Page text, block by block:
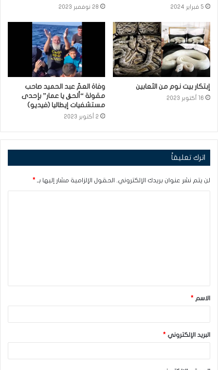
5 فبراير 2024 28 نوفمبر 2023
إبتكار بيت نوم من الثعابين
16 أكتوبر 2023
وفاة العمّ عبد الحميد صاحب
مقولة “ألحڨ يا عمار” بإحدى
مستشفيات إيطاليا (فيديو)
2 أكتوبر 2023
اترك تعليقاً
لن يتم نشر عنوان بريدك الإلكتروني. الحقول الإلزامية مشار إليها بـ *
ق
*الاسم *
البريد الإلكتروني *